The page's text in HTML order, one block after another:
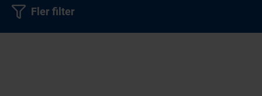
Fler filter